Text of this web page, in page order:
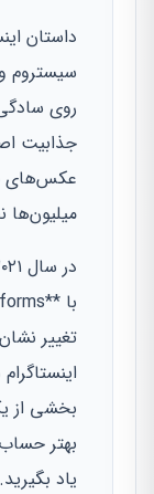
سیستروم
روی
جذابیت
عکس‌های
میلیون‌ها
تغییر
بخشی از
بهتر
یاد بگیرید.